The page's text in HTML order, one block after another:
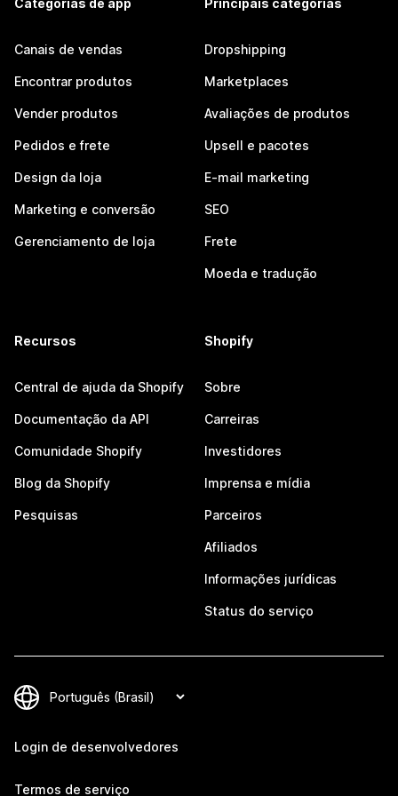
Categorias de app
Canais de vendas
Encontrar produtos
Vender produtos
Pedidos e frete
Design da loja
Marketing e conversão
Gerenciamento de loja
Principais categorias
Dropshipping
Marketplaces
Avaliações de produtos
Upsell e pacotes
E-mail marketing
SEO
Frete
Moeda e tradução
Recursos
Central de ajuda da Shopify
Documentação da API
Comunidade Shopify
Blog da Shopify
Pesquisas
Shopify
Sobre
Carreiras
Investidores
Imprensa e mídia
Parceiros
Afiliados
Informações jurídicas
Status do serviço
Login de desenvolvedores
Termos de serviço